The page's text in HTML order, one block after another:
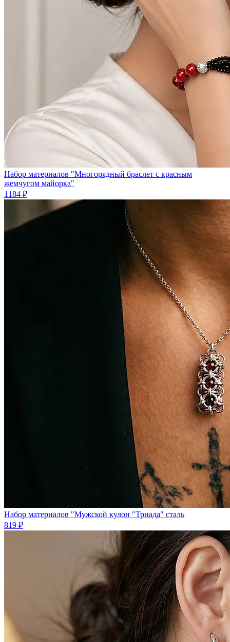
Набор материалов "Многорядный браслет с красным
жемчугом майорка"
1184 ₽
Набор материалов "Мужской кулон "Триада" сталь
819 ₽